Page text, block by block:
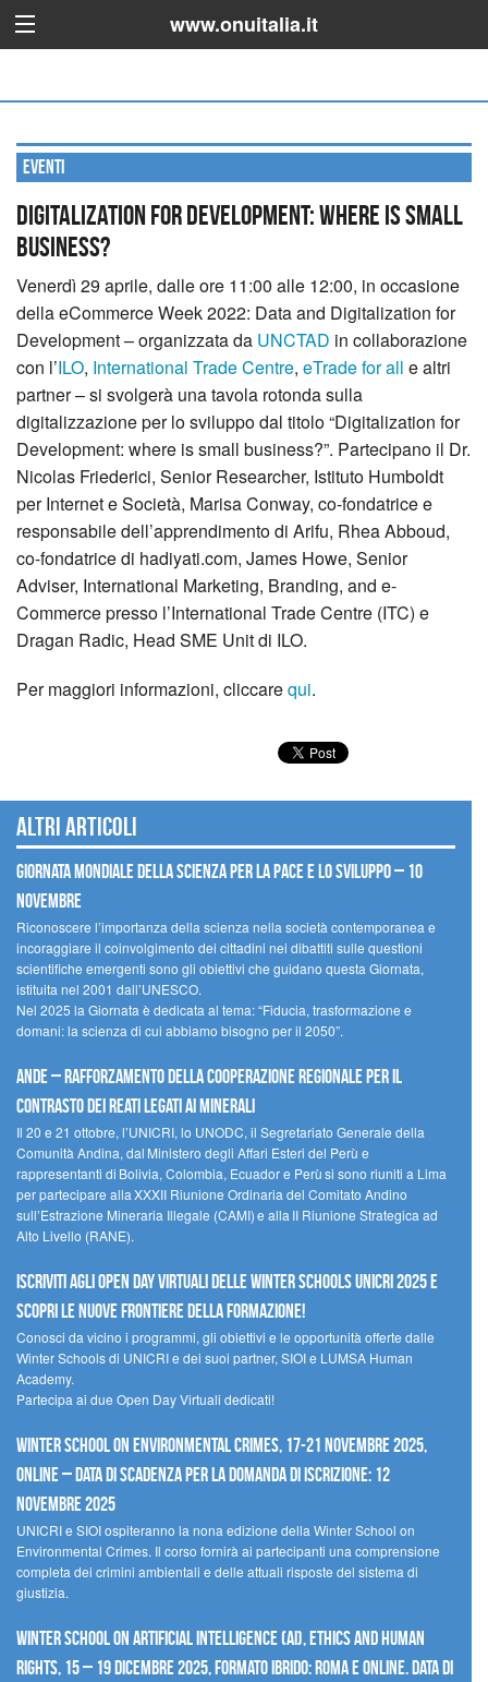
www.onuitalia.it
Eventi
Digitalization for Development: where is small
business?
Venerdì 29 aprile, dalle ore 11:00 alle 12:00, in occasione
della eCommerce Week 2022: Data and Digitalization for
Development – organizzata da UNCTAD in collaborazione
con l’ILO, International Trade Centre, eTrade for all e altri
partner – si svolgerà una tavola rotonda sulla
digitalizzazione per lo sviluppo dal titolo “Digitalization for
Development: where is small business?”. Partecipano il Dr.
Nicolas Friederici, Senior Researcher, Istituto Humboldt
per Internet e Società, Marisa Conway, co-fondatrice e
responsabile dell’apprendimento di Arifu, Rhea Abboud,
co-fondatrice di hadiyati.com, James Howe, Senior
Adviser, International Marketing, Branding, and e-
Commerce presso l’International Trade Centre (ITC) e
Dragan Radic, Head SME Unit di ILO.
Per maggiori informazioni, cliccarequi.
Altri articoli
Giornata mondiale della scienza per la pace e lo sviluppo – 10
novembre
Riconoscere l’importanza della scienza nella società contemporanea e
incoraggiare il coinvolgimento dei cittadini nei dibattiti sulle questioni
scientifiche emergenti sono gli obiettivi che guidano questa Giornata,
istituita nel 2001 dall’UNESCO.
Nel 2025 la Giornata è dedicata al tema: “Fiducia, trasformazione e
domani: la scienza di cui abbiamo bisogno per il 2050”.
Ande – Rafforzamento della cooperazione regionale per il
contrasto dei reati legati ai minerali
Il 20 e 21 ottobre, l’UNICRI, lo UNODC, il Segretariato Generale della
Comunità Andina, dal Ministero degli Affari Esteri del Perù e
rappresentanti di Bolivia, Colombia, Ecuador e Perù si sono riuniti a Lima
per partecipare alla XXXII Riunione Ordinaria del Comitato Andino
sull’Estrazione Mineraria Illegale (CAMI) e alla II Riunione Strategica ad
Alto Livello (RANE).
Iscriviti agli Open Day Virtuali delle Winter Schools UNICRI 2025 e
scopri le nuove frontiere della formazione!
Conosci da vicino i programmi, gli obiettivi e le opportunità offerte dalle
Winter Schools di UNICRI e dei suoi partner, SIOI e LUMSA Human
Academy.
Partecipa ai due Open Day Virtuali dedicati!
Winter School on Environmental Crimes, 17-21 novembre 2025,
Online – Data di scadenza per la domanda di iscrizione: 12
novembre 2025
UNICRI e SIOI ospiteranno la nona edizione della Winter School on
Environmental Crimes. Il corso fornirà ai partecipanti una comprensione
completa dei crimini ambientali e delle attuali risposte del sistema di
giustizia.
Winter School on Artificial Intelligence (AI), Ethics and Human
Rights, 15 – 19 dicembre 2025, Formato Ibrido: Roma e online. Data di